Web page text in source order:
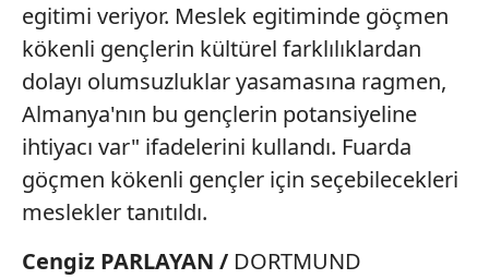
egitimi veriyor. Meslek egitiminde göçmen
kökenli gençlerin kültürel farklılıklardan
dolayı olumsuzluklar yasamasına ragmen,
Almanya'nın bu gençlerin potansiyeline
ihtiyacı var" ifadelerini kullandı. Fuarda
göçmen kökenli gençler için seçebilecekleri
meslekler tanıtıldı.
Cengiz PARLAYAN / DORTMUND